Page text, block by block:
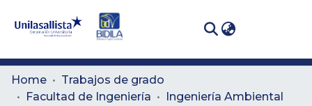
Communities
& Collections
Home
Trabajos de grado
Facultad de Ingeniería
Ingeniería Ambiental